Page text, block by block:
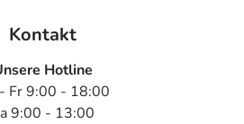
Kontakt
Hotline
Fr 9:00 - 18:00
9:00 - 13:00